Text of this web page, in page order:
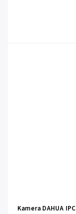
Kamera DAHUA